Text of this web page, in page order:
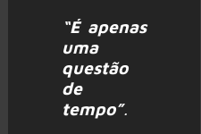
“É apenas
uma
questão
de
tempo”.